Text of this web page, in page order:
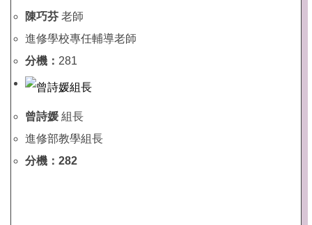
陳巧芬 老師
進修學校專任輔導老師
分機： 281
曾詩媛 組長
進修部教學組長
分機：282